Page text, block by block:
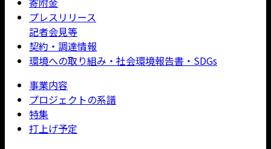
プレスリリース
記者会見等
契約・調達情報
環境への取り組み・社会環境報告書・SDGs
事業内容
プロジェクトの系譜
特集
打上げ予定